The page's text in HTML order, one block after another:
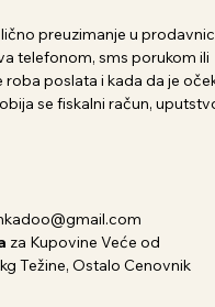
lično preuzimanje u
telefonom, sms porukom ili
roba poslata i kada da je
se fiskalni račun,
za Kupovine Veće od
Težine, Ostalo Cenovnik